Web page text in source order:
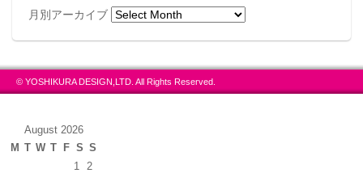
月別アーカイブ
© YOSHIKURA DESIGN,LTD. All Rights Reserved.
August 2026
M T W T F S S
1
2